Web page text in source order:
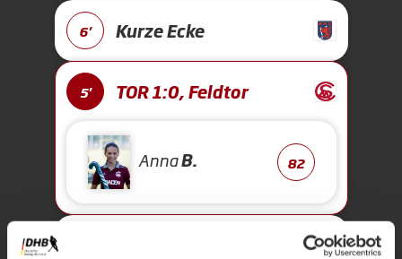
6' Kurze Ecke
5' TOR 1:0, Feldtor
AnnaB. 82